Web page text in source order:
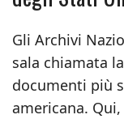
Gli Archivi
sala chiamata
documenti più
americana.